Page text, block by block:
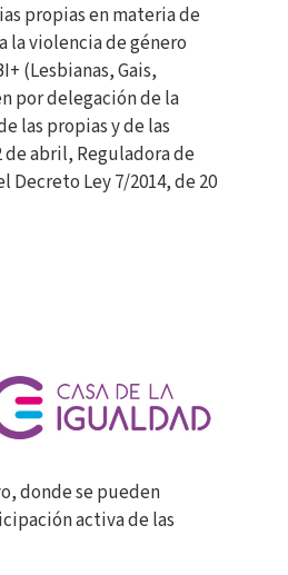
propias en materia de
la violencia de género
(Lesbianas, Gais,
por delegación de la
las propias y de las
de abril, Reguladora de
Decreto Ley 7/2014, de 20
donde se pueden
activa de las